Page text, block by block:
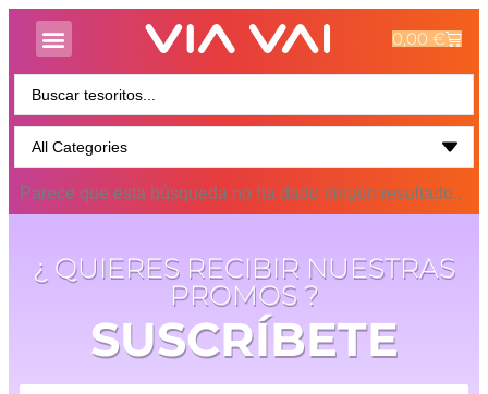
0,00€
Parece que esta búsqueda no ha dado ningún resultado..
¿ QUIERES RECIBIR NUESTRAS
PROMOS ?
SUSCRÍBETE